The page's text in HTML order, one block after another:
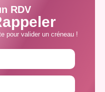
RDV
pour valider un créneau !